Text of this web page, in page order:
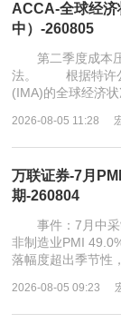
ACCA-全球经济
中）-260805
第二季度成本
法。 根据特许公
(IMA)的全球经济
2026-08-05 11:28
万联证券-7月
期-260804
事件：7月中采
非制造业PMI
落幅度超出季节性
2026-08-05 09:23